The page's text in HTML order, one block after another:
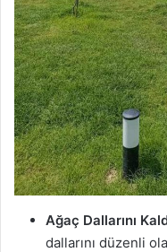
Ağaç Dallarını
dallarını düzenli